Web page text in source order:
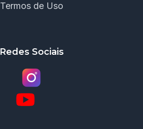
Termos de Uso
Redes Sociais